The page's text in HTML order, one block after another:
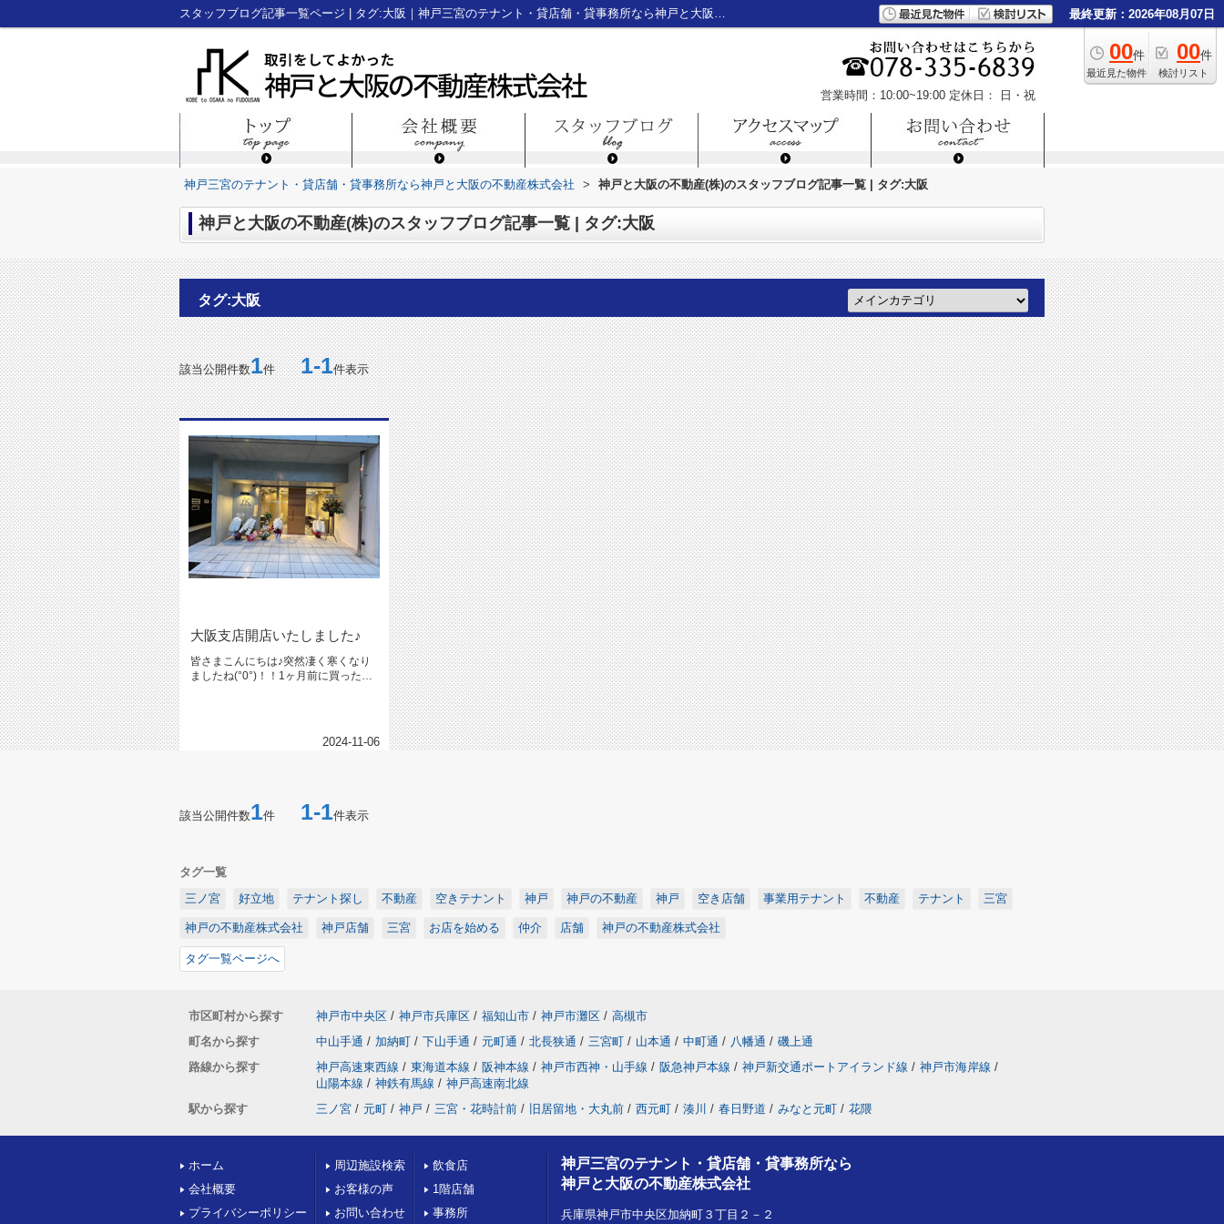
スタッフブログ記事一覧ページ | タグ:大阪｜神戸三宮のテナント・貸店舗・貸事務所なら神戸と大阪の不動産株式会社 最終更新：2026年08月07日
00件
最近見た物件
00件
検討リスト
営業時間：10:00~19:00 定休日： 日・祝
神戸三宮のテナント・貸店舗・貸事務所なら神戸と大阪の不動産株式会社 > 神戸と大阪の不動産(株)のスタッフブログ記事一覧 | タグ:大阪
神戸と大阪の不動産(株)のスタッフブログ記事一覧 | タグ:大阪
タグ:大阪
該当公開件数1件1-1件表示
大阪支店開店いたしました♪
皆さまこんにちは♪突然凄く寒くなり
ましたね(°0°)！！1ヶ月前に買ったア
2024-11-06
該当公開件数1件 1-1件表示
タグ一覧
三ノ宮
好立地 テナント探し 不動産 空きテナント 神戸 神戸の不動産 神戸 空き店舗 事業用テナント 不動産 テナント 三宮
神戸の不動産株式会社 神戸店舗 三宮 お店を始める 仲介 店舗 神戸の不動産株式会社
タグ一覧ページへ
市区町村から探す 神戸市中央区 / 神戸市兵庫区 / 福知山市 / 神戸市灘区 / 高槻市
町名から探す
中山手通 / 加納町 / 下山手通 / 元町通 / 北長狭通 / 三宮町 / 山本通 / 中町通 / 八幡通 / 磯上通
路線から探す
神戸高速東西線 / 東海道本線 / 阪神本線 / 神戸市西神・山手線 / 阪急神戸本線 / 神戸新交通ポートアイランド線 / 神戸市海岸線 /
山陽本線 / 神鉄有馬線 / 神戸高速南北線
駅から探す
三ノ宮 / 元町 / 神戸 / 三宮・花時計前 / 旧居留地・大丸前 / 西元町 / 湊川 / 春日野道 / みなと元町 / 花隈
ホーム
会社概要
プライバシーポリシー
周辺施設検索
お客様の声
お問い合わせ
飲食店
1階店舗
事務所
神戸三宮のテナント・貸店舗・貸事務所なら
神戸と大阪の不動産株式会社
兵庫県神戸市中央区加納町３丁目２－２